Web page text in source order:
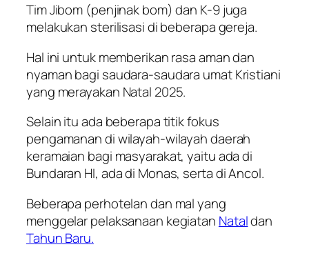
Tim Jibom (penjinak bom) dan K-9 juga
melakukan sterilisasi di beberapa gereja.
Hal ini untuk memberikan rasa aman dan
nyaman bagi saudara-saudara umat Kristiani
yang merayakan Natal 2025.
Selain itu ada beberapa titik fokus
pengamanan di wilayah-wilayah daerah
keramaian bagi masyarakat, yaitu ada di
Bundaran HI, ada di Monas, serta di Ancol.
Beberapa perhotelan dan mal yang
menggelar pelaksanaan kegiatan Nataldan
Tahun Baru.